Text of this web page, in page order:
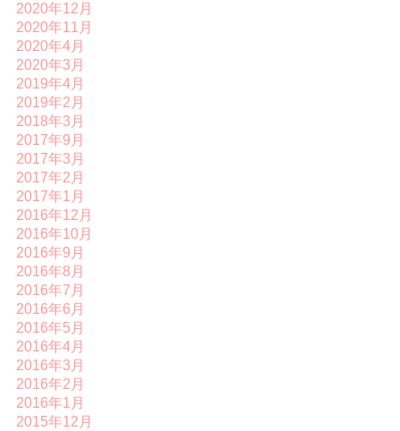
2020年12月
2020年11月
2020年4月
2020年3月
2019年4月
2019年2月
2018年3月
2017年9月
2017年3月
2017年2月
2017年1月
2016年12月
2016年10月
2016年9月
2016年8月
2016年7月
2016年6月
2016年5月
2016年4月
2016年3月
2016年2月
2016年1月
2015年12月